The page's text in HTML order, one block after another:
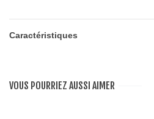
Caractéristiques
VOUS POURRIEZ AUSSI AIMER